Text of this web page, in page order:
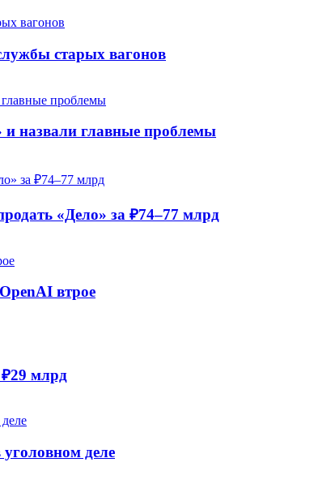
старых вагонов
и назвали главные проблемы
«Дело» за ₽74–77 млрд
втрое
млрд
уголовном деле